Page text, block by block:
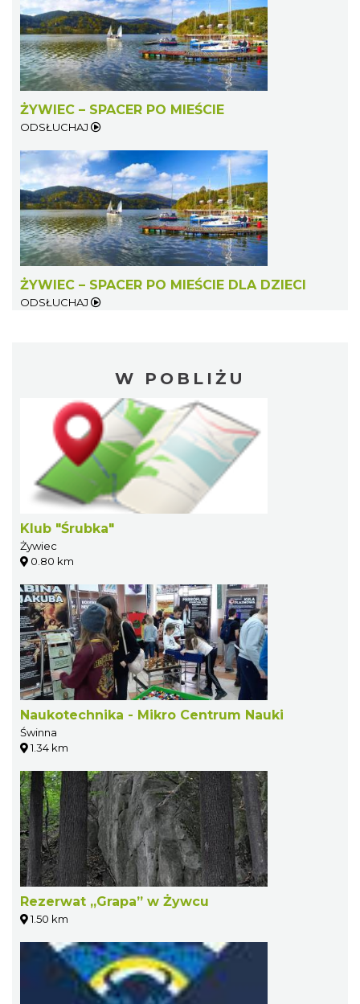
ŻYWIEC – SPACER PO MIEŚCIE
ODSŁUCHAJ
ŻYWIEC – SPACER PO MIEŚCIE DLA DZIECI
ODSŁUCHAJ
W POBLIŻU
Klub "Śrubka"
Żywiec
0.80 km
Naukotechnika - Mikro Centrum Nauki
Świnna
1.34 km
Rezerwat „Grapa” w Żywcu
1.50 km